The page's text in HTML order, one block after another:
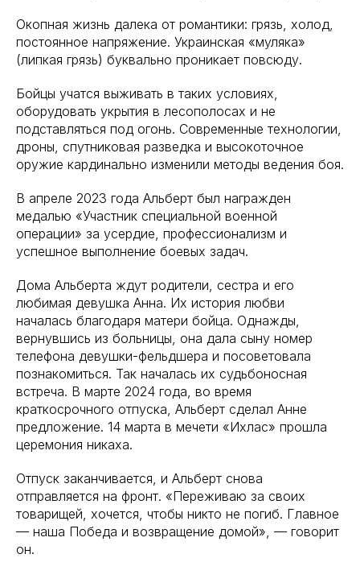
Окопная жизнь далека от романтики: грязь, холод,
постоянное напряжение. Украинская «муляка»
(липкая грязь) буквально проникает повсюду.
Бойцы учатся выживать в таких условиях,
оборудовать укрытия в лесополосах и не
подставляться под огонь. Современные технологии,
дроны, спутниковая разведка и высокоточное
оружие кардинально изменили методы ведения боя.
В апреле 2023 года Альберт был награжден
медалью «Участник специальной военной
операции» за усердие, профессионализм и
успешное выполнение боевых задач.
Дома Альберта ждут родители, сестра и его
любимая девушка Анна. Их история любви
началась благодаря матери бойца. Однажды,
вернувшись из больницы, она дала сыну номер
телефона девушки-фельдшера и посоветовала
познакомиться. Так началась их судьбоносная
встреча. В марте 2024 года, во время
краткосрочного отпуска, Альберт сделал Анне
предложение. 14 марта в мечети «Ихлас» прошла
церемония никаха.
Отпуск заканчивается, и Альберт снова
отправляется на фронт. «Переживаю за своих
товарищей, хочется, чтобы никто не погиб. Главное
— наша Победа и возвращение домой», — говорит
он.